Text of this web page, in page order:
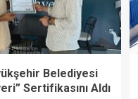
Belediyesi
Sertifikasını Aldı